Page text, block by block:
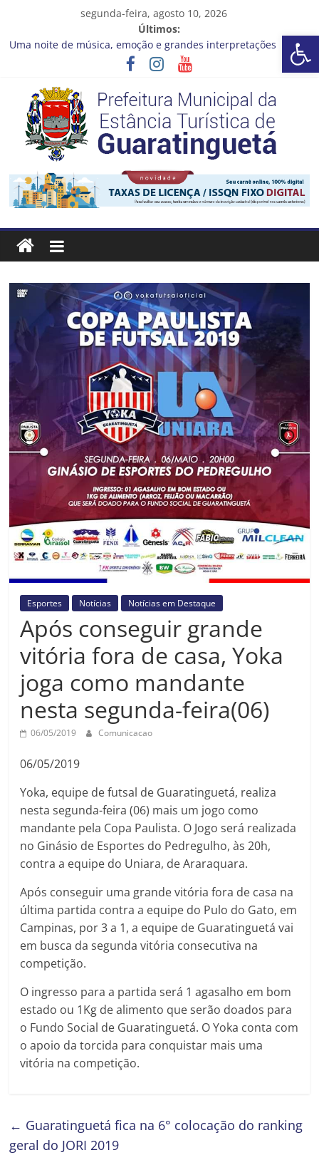
Barra de Ferramentas Aberta
segunda-feira, agosto 10, 2026
Últimos:
Uma noite de música, emoção e grandes interpretações
Pequenos Guardiões contra a Dengue
Cronograma Limpeza em Ação – 10 a 14 de agosto
Seus dados estão atualizados?
SAEG avança no Programa de Redução de Perdas da cidade
Prefeitura
Estância
Turística
Guaratinguetá
Prefeitura
Estância
Turística
Guaratinguetá
Esportes Notícias Notícias em Destaque
Após conseguir grande
vitória fora de casa, Yoka
joga como mandante
nesta segunda-feira(06)
06/05/2019 Comunicacao
06/05/2019
Yoka, equipe de futsal de Guaratinguetá, realiza
nesta segunda-feira (06) mais um jogo como
mandante pela Copa Paulista. O Jogo será realizada
no Ginásio de Esportes do Pedregulho, às 20h,
contra a equipe do Uniara, de Araraquara.
Após conseguir uma grande vitória fora de casa na
última partida contra a equipe do Pulo do Gato, em
Campinas, por 3 a 1, a equipe de Guaratinguetá vai
em busca da segunda vitória consecutiva na
competição.
O ingresso para a partida será 1 agasalho em bom
estado ou 1Kg de alimento que serão doados para
o Fundo Social de Guaratinguetá. O Yoka conta com
o apoio da torcida para conquistar mais uma
vitória na competição.
← Guaratinguetá fica na 6° colocação do ranking
geral do JORI 2019